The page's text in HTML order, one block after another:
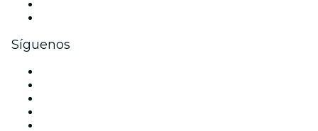
Síguenos